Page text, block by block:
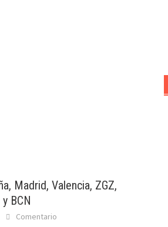
Madrid, Valencia, ZGZ,
BCN
Comentario